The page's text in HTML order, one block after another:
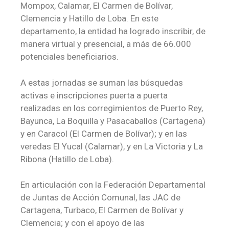
Mompox, Calamar, El Carmen de Bolívar,
Clemencia y Hatillo de Loba. En este
departamento, la entidad ha logrado inscribir, de
manera virtual y presencial, a más de 66.000
potenciales beneficiarios.
A estas jornadas se suman las búsquedas
activas e inscripciones puerta a puerta
realizadas en los corregimientos de Puerto Rey,
Bayunca, La Boquilla y Pasacaballos (Cartagena)
y en Caracol (El Carmen de Bolívar); y en las
veredas El Yucal (Calamar), y en La Victoria y La
Ribona (Hatillo de Loba).
En articulación con la Federación Departamental
de Juntas de Acción Comunal, las JAC de
Cartagena, Turbaco, El Carmen de Bolívar y
Clemencia; y con el apoyo de las